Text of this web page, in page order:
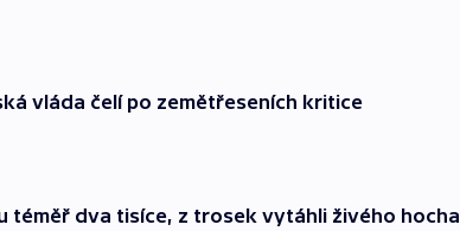
vláda čelí po zemětřeseních kritice
téměř dva tisíce, z trosek vytáhli živého hocha